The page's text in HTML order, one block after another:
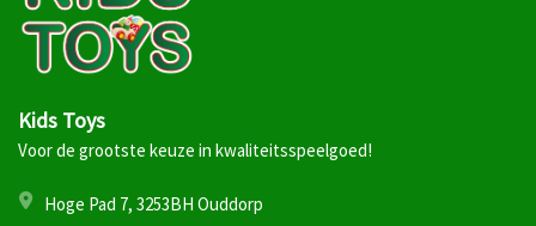
Kids Toys
Voor de grootste keuze in kwaliteitsspeelgoed!
Hoge Pad 7, 3253BH Ouddorp